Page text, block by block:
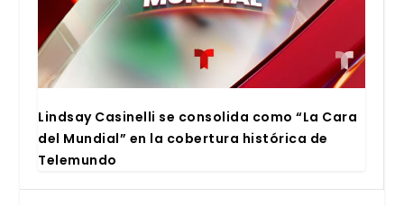
Lind­say Casi­ne­lli se con­so­li­da como “La Cara
del Mun­dial” en la cober­tu­ra his­tó­ri­ca de
Tele­mun­do